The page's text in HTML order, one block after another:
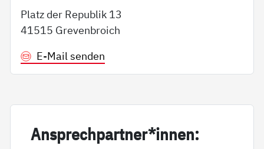
Platz der Republik 13
41515 Grevenbroich
E-Mail senden
An­sp­rech­part­ner*in­nen: